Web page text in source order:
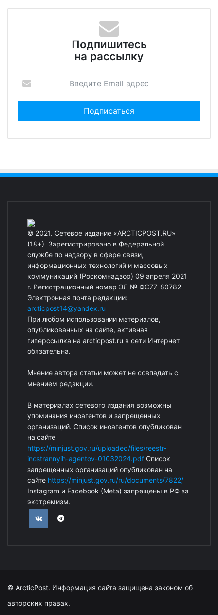
Подпишитесь
на рассылку
© 2021. Сетевое издание «ARCTICPOST.RU»
(18+). Зарегистрировано в Федеральной
службе по надзору в сфере связи,
информационных технологий и массовых
коммуникаций (Роскомнадзор) 09 апреля 2021
г. Регистрационный номер ЭЛ № ФС77-80782.
Электронная почта редакции:
arcticpost14@yandex.ru
При любом использовании материалов,
опубликованных на сайте, активная
гиперссылка на arcticpost.ru в сети Интернет
обязательна.
Мнение автора статьи может не совпадать с
мнением редакции.
В материалах сетевого издания возможны
упоминания иноагентов и запрещенных
организаций. Список иноагентов опубликован
на сайте
https://minjust.gov.ru/uploaded/files/reestr-
inostrannyih-agentov-01032024.pdf Список
запрещенных организаций опубликован на
сайте https://minjust.gov.ru/ru/documents/7822/
Instagram и Facebook (Metа) запрещены в РФ за
экстремизм.
© ArcticPost. Информация сайта защищена законом об
авторских правах.